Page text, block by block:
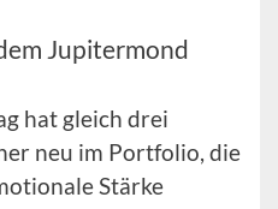
Jupitermond
hat gleich drei
neu im Portfolio, die
Stärke